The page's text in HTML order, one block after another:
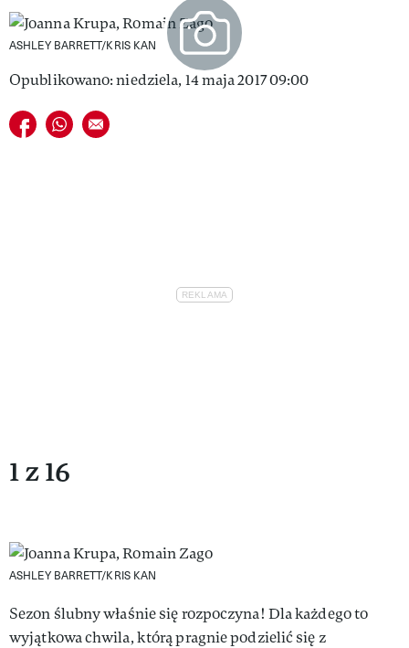
VIVA!MAN
MAGAZYN VIVA!
ASHLEY BARRETT/KRIS KAN
Opublikowano: niedziela, 14 maja 2017 09:00
Udostępnij na facebook
Udostępnij na whatsapp
E-mail do przyjaciela
1 z 16
ASHLEY BARRETT/KRIS KAN
Sezon ślubny właśnie się rozpoczyna! Dla każdego to
wyjątkowa chwila, którą pragnie podzielić się z